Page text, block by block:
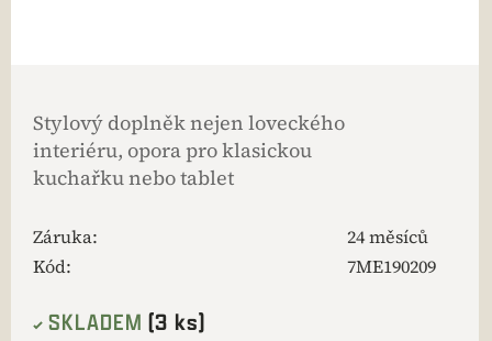
Stylový doplněk nejen loveckého
interiéru, opora pro klasickou
kuchařku nebo tablet
Záruka:
24 měsíců
Kód:
7ME190209
SKLADEM (3 ks)